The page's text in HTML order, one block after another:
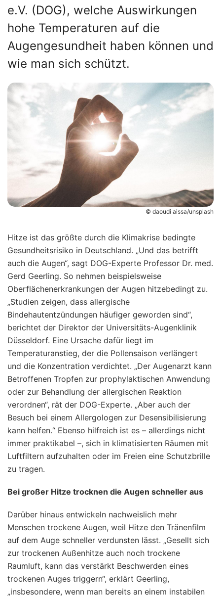
e.V. (DOG), welche Auswirkungen
hohe Temperaturen auf die
Augengesundheit haben können und
wie man sich schützt.
© daoudi aissa/unsplash
Hitze ist das größte durch die Klimakrise bedingte
Gesundheitsrisiko in Deutschland. „Und das betrifft
auch die Augen“, sagt DOG-Experte Professor Dr. med.
Gerd Geerling. So nehmen beispielsweise
Oberflächenerkrankungen der Augen hitzebedingt zu.
„Studien zeigen, dass allergische
Bindehautentzündungen häufiger geworden sind“,
berichtet der Direktor der Universitäts-Augenklinik
Düsseldorf. Eine Ursache dafür liegt im
Temperaturanstieg, der die Pollensaison verlängert
und die Konzentration verdichtet. „Der Augenarzt kann
Betroffenen Tropfen zur prophylaktischen Anwendung
oder zur Behandlung der allergischen Reaktion
verordnen“, rät der DOG-Experte. „Aber auch der
Besuch bei einem Allergologen zur Desensibilisierung
kann helfen.“ Ebenso hilfreich ist es – allerdings nicht
immer praktikabel –, sich in klimatisierten Räumen mit
Luftfiltern aufzuhalten oder im Freien eine Schutzbrille
zu tragen.
Bei großer Hitze trocknen die Augen schneller aus
Darüber hinaus entwickeln nachweislich mehr
Menschen trockene Augen, weil Hitze den Tränenfilm
auf dem Auge schneller verdunsten lässt. „Gesellt sich
zur trockenen Außenhitze auch noch trockene
Raumluft, kann das verstärkt Beschwerden eines
trockenen Auges triggern“, erklärt Geerling,
„insbesondere, wenn man bereits an einem instabilen